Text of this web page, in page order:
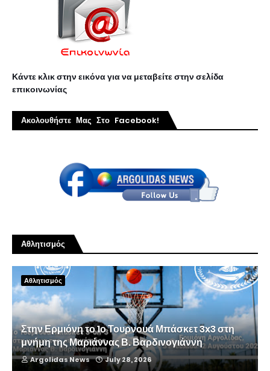
Κάντε κλικ στην εικόνα για να μεταβείτε στην σελίδα
επικοινωνίας
Ακολουθήστε Μας Στο Facebook!
Αθλητισμός
Αθλητισμός
Στην Ερμιόνη το 1ο Τουρνουά Μπάσκετ 3x3 στη
μνήμη της Μαριάννας Β. Βαρδινογιάννη
Argolidas News July 28, 2026